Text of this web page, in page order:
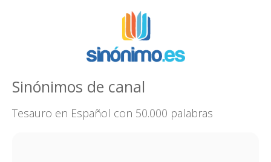
Sinónimos de canal
Tesauro en Español con 50.000 palabras